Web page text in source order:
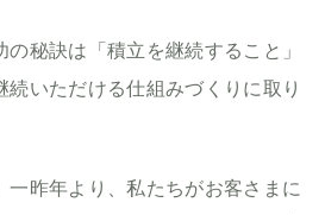
の秘訣は「積立を継続すること」
続いただける仕組みづくりに取り
一昨年より、私たちがお客さまに